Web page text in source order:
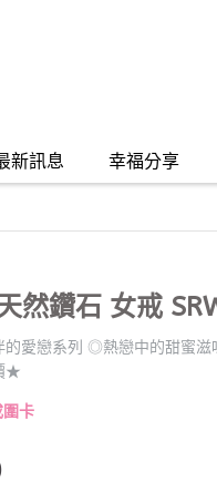
新訊息 幸福分享
然鑽石 女戒
愛戀系列 ◎熱戀中的甜蜜
★
卡